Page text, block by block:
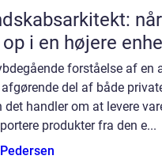
i en højere
forståelse af
afgørende del af både
det handler om at levere
produkter fra den e...